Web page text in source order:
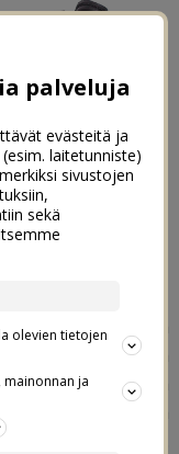
”en voi uskoa
vauva
Viime viikolla
meitä muitakin).
palveluja
evästeitä ja
laitetunniste)
sivustojen
sekä
olevien tietojen
ja